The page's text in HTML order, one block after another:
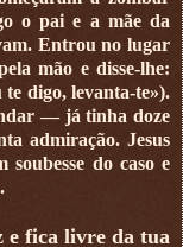
o pai e a mãe da
Entrou no lugar
mão e disse-lhe:
digo, levanta-te»).
— já tinha doze
admiração. Jesus
soubesse do caso e
e fica livre da tua